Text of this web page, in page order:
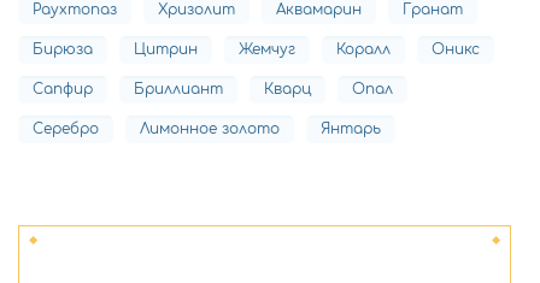
Раухтопаз Хризолит Аквамарин Гранат
Бирюза Цитрин Жемчуг Коралл Оникс
Сапфир Бриллиант Кварц Опал
Серебро Лимонное золото Янтарь